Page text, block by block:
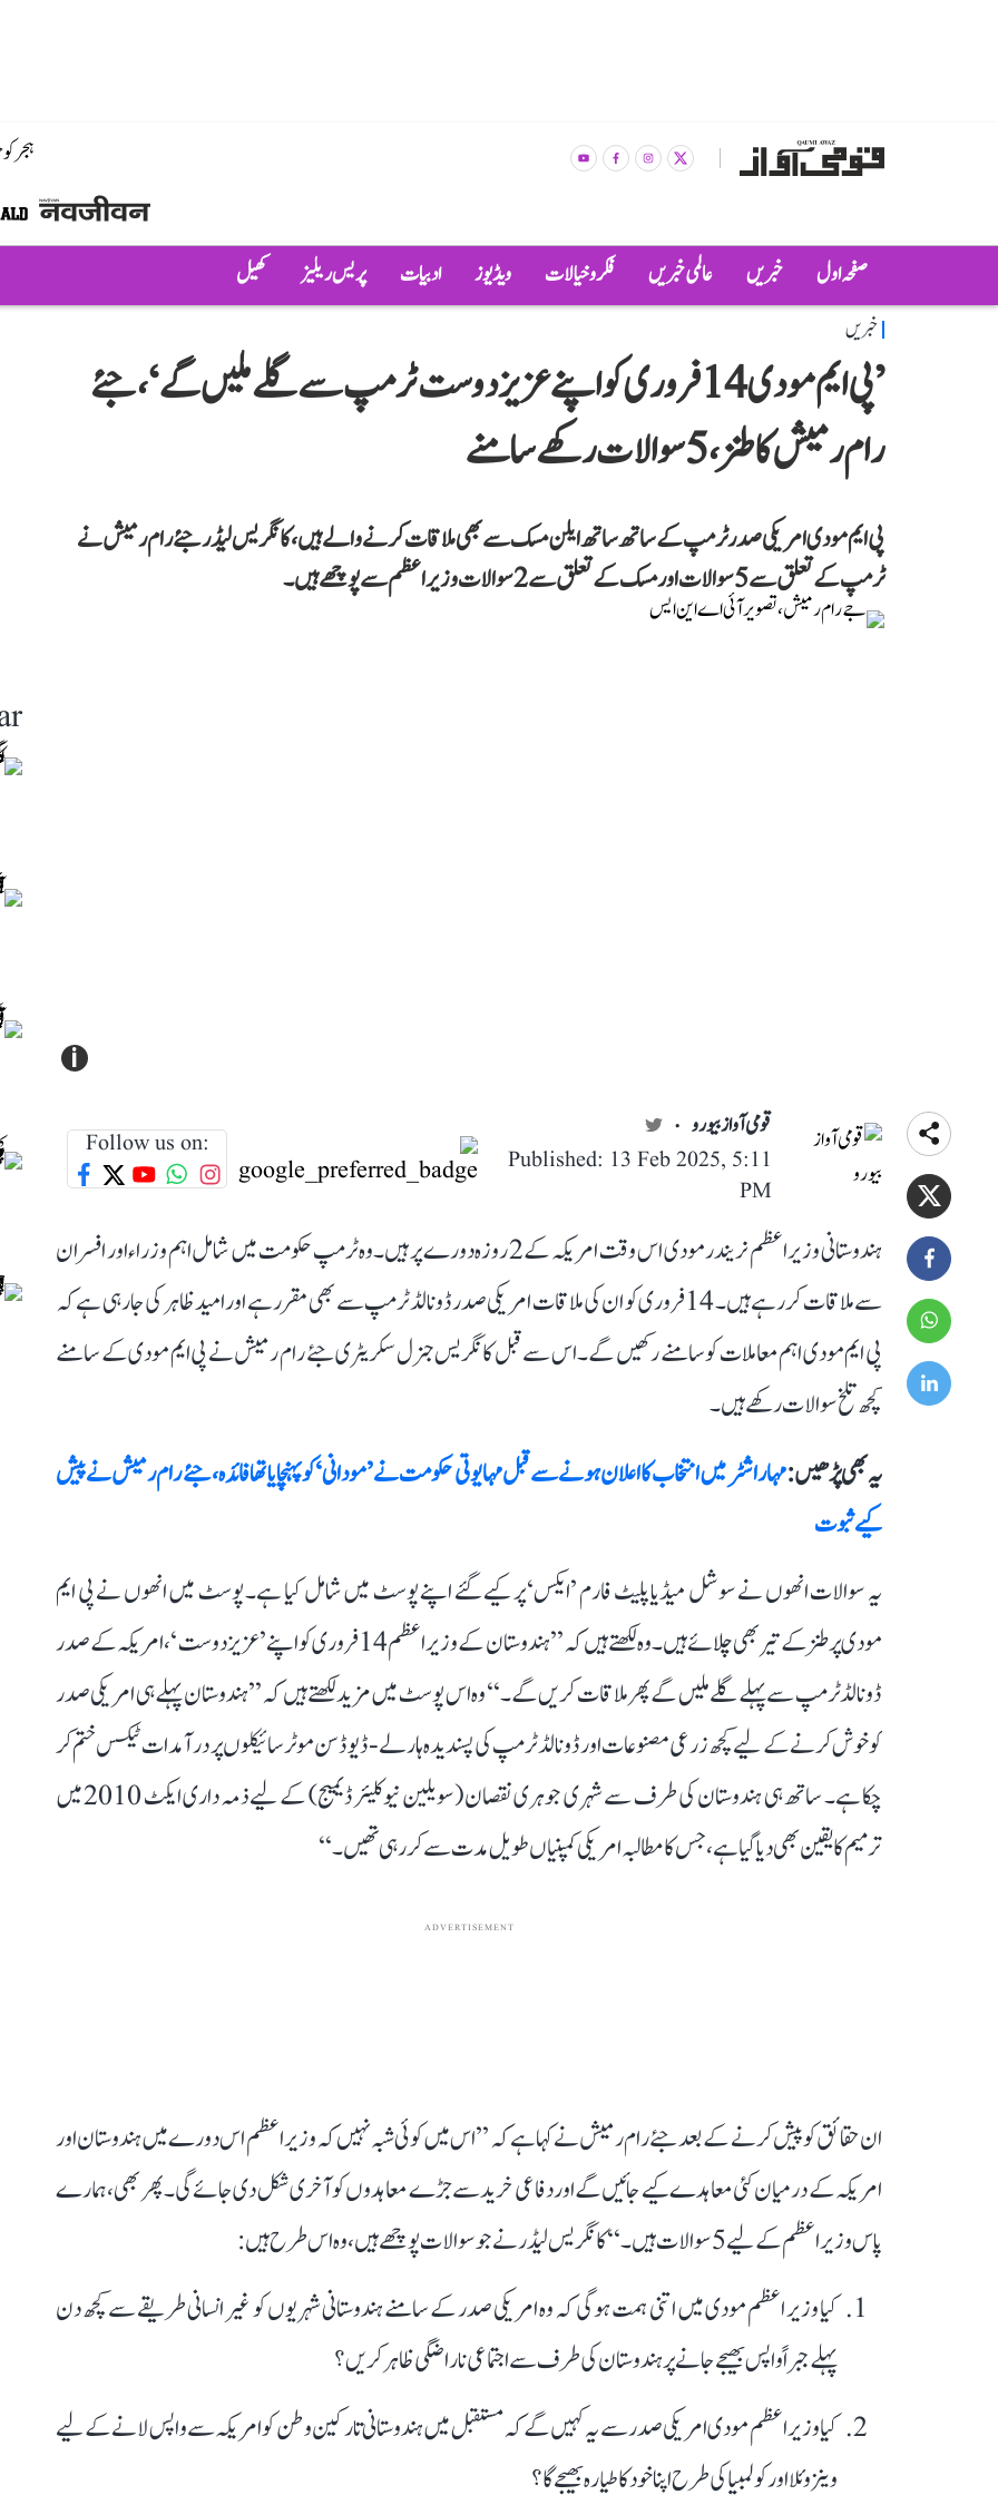
ہجر
صفحہ اول خبریں عالمی خبریں فکر و خیالات ویڈیوز ادبیات پریس ریلیز کھیل
خبریں
’پی ایم مودی 14 فروری کو اپنے عزیز دوست ٹرمپ سے گلے ملیں گے‘، جئے
رام رمیش کا طنز، 5 سوالات رکھے سامنے
پی ایم مودی امریکی صدر ٹرمپ کے ساتھ ساتھ ایلن مسک سے بھی ملاقات کرنے والے ہیں، کانگریس لیڈر جئے رام رمیش نے
ٹرمپ کے تعلق سے 5 سوالات اور مسک کے تعلق سے 2 سوالات وزیر اعظم سے پوچھے ہیں۔
i
قومی آواز بیورو
Published: 13 Feb 2025, 5:11
PM
Follow us on:
ہندوستانی وزیر اعظم نریندر مودی اس وقت امریکہ کے 2 روزہ دورے پر ہیں۔ وہ ٹرمپ حکومت میں شامل اہم وزراء اور افسران
سے ملاقات کر رہے ہیں۔ 14 فروری کو ان کی ملاقات امریکی صدر ڈونالڈ ٹرمپ سے بھی مقرر ہے اور امید ظاہر کی جا رہی ہے کہ
پی ایم مودی اہم معاملات کو سامنے رکھیں گے۔ اس سے قبل کانگریس جنرل سکریٹری جئے رام رمیش نے پی ایم مودی کے سامنے
کچھ تلخ سوالات رکھے ہیں۔
یہ بھی پڑھیں :مہاراشٹر میں انتخاب کا اعلان ہونے سے قبل مہایوتی حکومت نے ’مودانی‘ کو پہنچایا تھا فائدہ، جئے رام رمیش نے پیش
کیے ثبوت
یہ سوالات انھوں نے سوشل میڈیا پلیٹ فارم ’ایکس‘ پر کیے گئے اپنے پوسٹ میں شامل کیا ہے۔ پوسٹ میں انھوں نے پی ایم
مودی پر طنز کے تیر بھی چلائے ہیں۔ وہ لکھتے ہیں کہ ’’ہندوستان کے وزیر اعظم 14 فروری کو اپنے ’عزیز دوست‘، امریکہ کے صدر
ڈونالڈ ٹرمپ سے پہلے گلے ملیں گے پھر ملاقات کریں گے۔‘‘ وہ اس پوسٹ میں مزید لکھتے ہیں کہ ’’ہندوستان پہلے ہی امریکی صدر
کو خوش کرنے کے لیے کچھ زرعی مصنوعات اور ڈونالڈ ٹرمپ کی پسندیدہ ہارلے-ڈیوڈسن موٹر سائیکلوں پر درآمدات ٹیکس ختم کر
چکا ہے۔ ساتھ ہی ہندوستان کی طرف سے شہری جوہری نقصان (سویلین نیوکلیئر ڈیمیج) کے لیے ذمہ داری ایکٹ 2010 میں
ترمیم کا یقین بھی دیا گیا ہے، جس کا مطالبہ امریکی کمپنیاں طویل مدت سے کر رہی تھیں۔‘‘
ADVERTISEMENT
ان حقائق کو پیش کرنے کے بعد جئے رام رمیش نے کہا ہے کہ ’’اس میں کوئی شبہ نہیں کہ وزیر اعظم اس دورے میں ہندوستان اور
امریکہ کے درمیان کئی معاہدے کیے جائیں گے اور دفاعی خرید سے جڑے معاہدوں کو آخری شکل دی جائے گی۔ پھر بھی، ہمارے
پاس وزیر اعظم کے لیے 5 سوالات ہیں۔‘‘ کانگریس لیڈر نے جو سوالات پوچھے ہیں، وہ اس طرح ہیں:
کیا وزیر اعظم مودی میں اتنی ہمت ہوگی کہ وہ امریکی صدر کے سامنے ہندوستانی شہریوں کو غیر انسانی طریقے سے کچھ دن
پہلے جبراً واپس بھیجے جانے پر ہندوستان کی طرف سے اجتماعی ناراضگی ظاہر کریں؟
کیا وزیر اعظم مودی امریکی صدر سے یہ کہیں گے کہ مستقبل میں ہندوستانی تارکین وطن کو امریکہ سے واپس لانے کے لیے
وینزوئلا اور کولمبیا کی طرح اپنا خود کا طیارہ بھیجے گا؟